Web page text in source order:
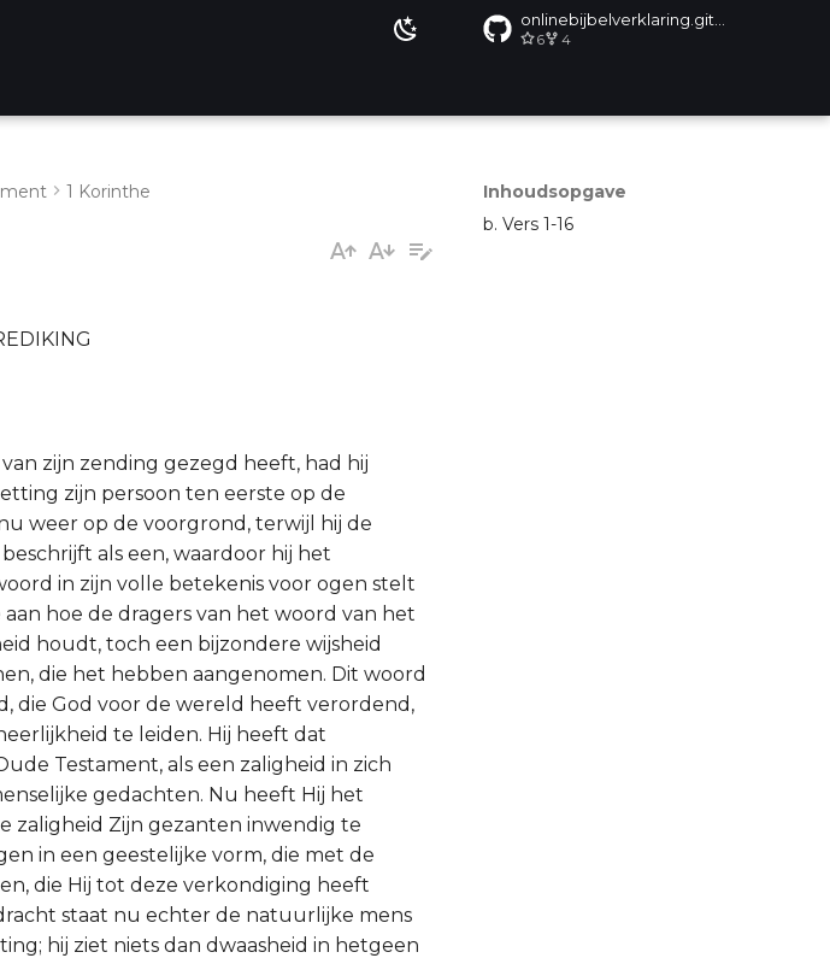
6 4
Inhoudsopgave
b. Vers 1-16
1 Korinthe
zijn zending gezegd heeft, had hij
zijn persoon ten eerste op de
weer op de voorgrond, terwijl hij de
als een, waardoor hij het
in zijn volle betekenis voor ogen stelt
aan hoe de dragers van het woord van het
houdt, toch een bijzondere wijsheid
die het hebben aangenomen. Dit woord
die God voor de wereld heeft verordend,
te leiden. Hij heeft dat
Testament, als een zaligheid in zich
gedachten. Nu heeft Hij het
zaligheid Zijn gezanten inwendig te
in een geestelijke vorm, die met de
die Hij tot deze verkondiging heeft
staat nu echter de natuurlijke mens
hij ziet niets dan dwaasheid in hetgeen